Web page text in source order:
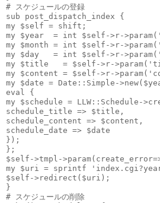
# スケジュールの登録
sub post_dispatch_index {
my $self = shift;
my $year  = int $self->r-
my $month = int $self->r-
my $day   = int $self->r-
my $title   = $self->r-
my $content = $self->r-
my $date = Date::Simple-
eval {
my $schedule = LLW::Schedule-
schedule_title => $title,
schedule_content => $content,
schedule_date => $date
});
};
$self->tmpl-
my $uri = sprintf
$self->redirect($uri);
}
# スケジュールの削除